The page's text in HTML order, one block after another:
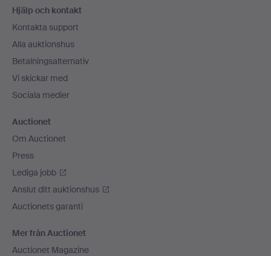
Hjälp och kontakt
Kontakta support
Alla auktionshus
Betalningsalternativ
Vi skickar med
Sociala medier
Auctionet
Om Auctionet
Press
Lediga jobb
Anslut ditt auktionshus
Auctionets garanti
Mer från Auctionet
Auctionet Magazine